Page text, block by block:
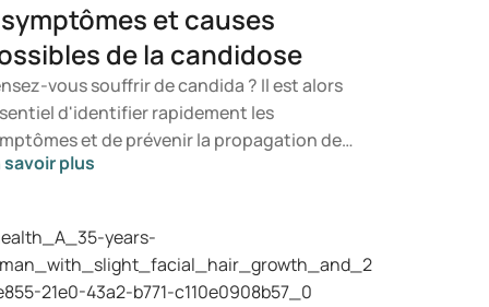
et causes
de la candidose
vous souffrir de candida ? Il est alors
d'identifier rapidement les
et de prévenir la propagation de
champignon. Dans cet article, vous
que les mécanismes de développement
infection à candida. Vous saurez ainsi à
savoir plus